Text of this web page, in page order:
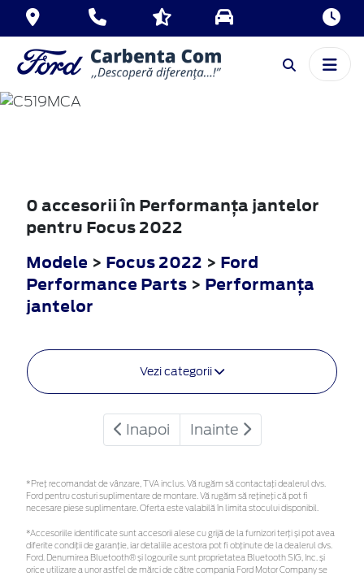
FOCUS
0 accesorii în Performanţa jantelor
pentru Focus 2022
Modele > Focus 2022 > Ford
Performance Parts > Performanţa
jantelor
Vezi categorii
Inapoi Inainte
*Preţ recomandat de vânzare, TVA inclus. Vă rugăm să contactaţi dealerul dvs.
Ford pentru costuri suplimentare de montare. Vă rugăm să rețineți că pot fi
necesare piese suplimentare. Oferta este valabilă în limita stocului disponibil.
*Accesoriile identificate sunt accesorii alese cu grijă de la furnizori terți și pot avea
diferite condiții de garanție, iar detaliile acestora pot fi obținute de la dealerul dvs.
Ford. Denumirea Bluetooth® și logourile sunt proprietatea Bluetooth SIG, Inc. și
orice utilizare a unor astfel de mărci de către compania Ford Motor Company se